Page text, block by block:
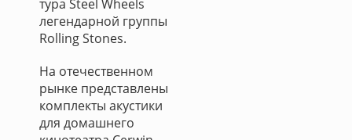
тура Steel Wheels
легендарной группы
Rolling Stones.
На отечественном
рынке представлены
комплекты акустики
для домашнего